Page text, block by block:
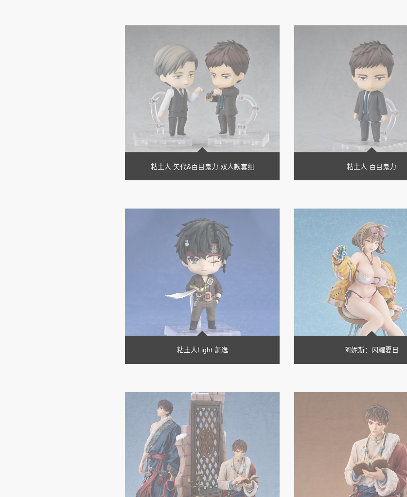
粘土人 矢代&百目鬼力 双人款套组 粘土人 百目鬼力
粘土人Light 萧逸 阿妮斯：闪耀夏日